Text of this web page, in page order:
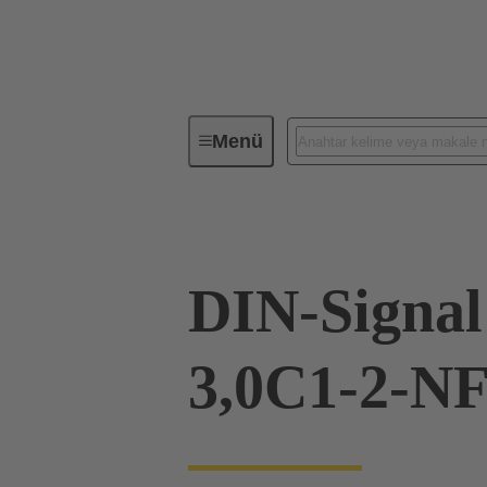
MenüCihaz Bağlantısı
DIN-
3,0C1-2-